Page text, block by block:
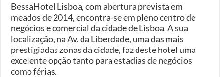
BessaHotel Lisboa, com abertura prevista em
meados de 2014, encontra-se em pleno centro de
negócios e comercial da cidade de Lisboa. A sua
localização, na Av. da Liberdade, uma das mais
prestigiadas zonas da cidade, faz deste hotel uma
excelente opção tanto para estadias de negócios
como férias.